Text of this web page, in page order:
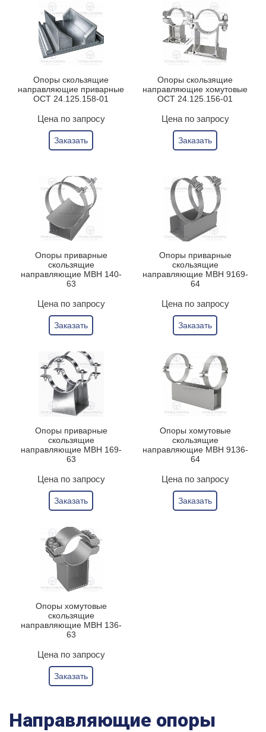
Опоры скользящие
направляющие приварные
ОСТ 24.125.158-01
Цена по запросу
Заказать
Опоры скользящие
направляющие хомутовые
ОСТ 24.125.156-01
Цена по запросу
Заказать
Опоры приварные
скользящие
направляющие МВН 140-
63
Цена по запросу
Заказать
Опоры приварные
скользящие
направляющие МВН 9169-
64
Цена по запросу
Заказать
Опоры приварные
скользящие
направляющие МВН 169-
63
Цена по запросу
Заказать
Опоры хомутовые
скользящие
направляющие МВН 9136-
64
Цена по запросу
Заказать
Опоры хомутовые
скользящие
направляющие МВН 136-
63
Цена по запросу
Заказать
Направляющие опоры